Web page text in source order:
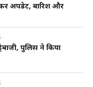
अपडेट, बारिश और
पुलिस ने किया